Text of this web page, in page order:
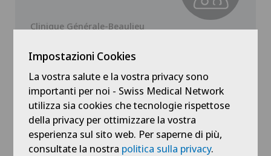
Clinique Générale-Beaulieu
Specializzazione
Pneumologia
Vedi profilo
Impostazioni Cookies
La vostra salute e la vostra privacy sono
importanti per noi - Swiss Medical Network
utilizza sia cookies che tecnologie rispettose
della privacy per ottimizzare la vostra
esperienza sul sito web. Per saperne di più,
consultate la nostra politica sulla privacy.